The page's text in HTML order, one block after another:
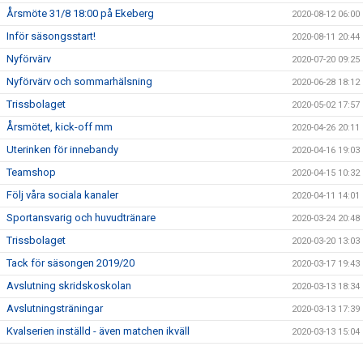
Årsmöte 31/8 18:00 på Ekeberg 2020-08-12 06:00
Inför säsongsstart! 2020-08-11 20:44
Nyförvärv 2020-07-20 09:25
Nyförvärv och sommarhälsning 2020-06-28 18:12
Trissbolaget 2020-05-02 17:57
Årsmötet, kick-off mm 2020-04-26 20:11
Uterinken för innebandy 2020-04-16 19:03
Teamshop 2020-04-15 10:32
Följ våra sociala kanaler 2020-04-11 14:01
Sportansvarig och huvudtränare 2020-03-24 20:48
Trissbolaget 2020-03-20 13:03
Tack för säsongen 2019/20 2020-03-17 19:43
Avslutning skridskoskolan 2020-03-13 18:34
Avslutningsträningar 2020-03-13 17:39
Kvalserien inställd - även matchen ikväll 2020-03-13 15:04